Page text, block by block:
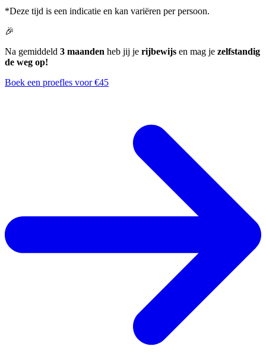
*Deze tijd is een indicatie en kan variëren per persoon.
🎉
Na gemiddeld 3 maanden heb jij je rijbewijs en mag je zelfstandig
de weg op!
Boek een proefles voor €45